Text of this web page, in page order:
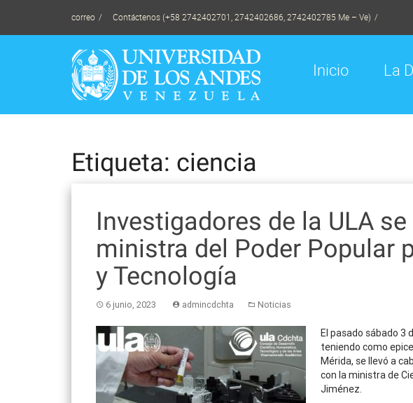
content
correo Contáctenos (+58 2742402701, 2742402686, 2742402785 Me – Ve)
Inicio La
Etiqueta: ciencia
Investigadores de la ULA
ministra del Poder Popular
y Tecnología
6 junio, 2023 admincdchta Noticias
El pasado sábado 3
teniendo como
Mérida, se llevó a
con la ministra de
Jiménez.